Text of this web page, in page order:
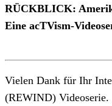
RÜCKBLICK:
Eine acTVism-
Vielen Dank für Ihr
(REWIND) Videoserie.